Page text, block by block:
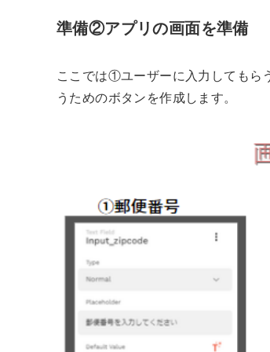
準備②アプリの画面を準備
ここでは①ユーザーに入力しても
うためのボタンを作成します。